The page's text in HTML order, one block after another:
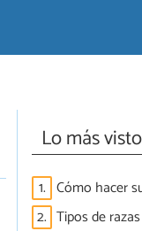
Lo más visto
1. Cómo hacer
2. Tipos de